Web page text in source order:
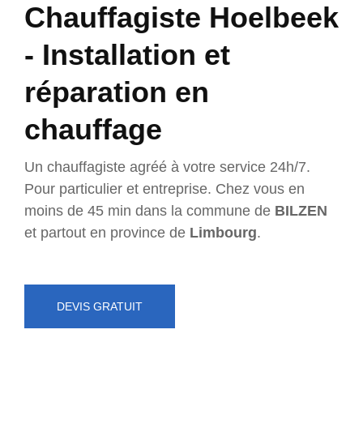
Chauffagiste Hoelbeek
- Installation et
réparation en
chauffage
Un chauffagiste agréé à votre service 24h/7.
Pour particulier et entreprise. Chez vous en
moins de 45 min dans la commune de BILZEN
et partout en province de Limbourg.
DEVIS GRATUIT